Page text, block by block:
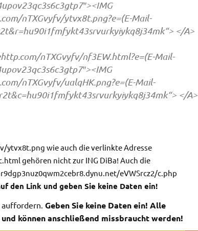
nTXGvyfv/ytvx8t.png?e=(E-Mail-
</A>
nTXGvyfv/nf3EW.html?e=(E-Mail-
nTXGvyfv/ualqHK.png?e=(E-Mail-
</A>
ytvx8t.png wie auch die verlinkte Adresse
gehören nicht zur ING DiBa! Auch die
eVWSrcz2/c.php
den Linkund geben Sie keine Daten ein!
Geben Sie keine Daten ein! Alle
können anschließend missbraucht werden!